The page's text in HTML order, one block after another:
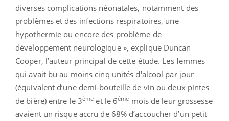
diverses complications néonatales, notamment des
problèmes et des infections respiratoires, une
hypothermie ou encore des problème de
développement neurologique », explique Duncan
Cooper, l’auteur principal de cette étude. Les femmes
qui avait bu au moins cinq unités d'alcool par jour
(équivalent d’une demi-bouteille de vin ou deux pintes
de bière) entre le 3ème et le 6ème mois de leur grossesse
avaient un risque accru de 68% d’accoucher d’un petit